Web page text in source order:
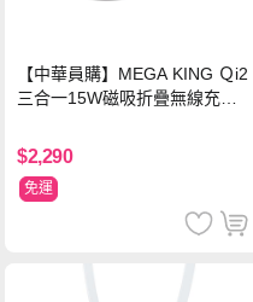
【中華員購】MEGA KING Ｑi2
三合一15W磁吸折疊無線充電
$2,290
免運